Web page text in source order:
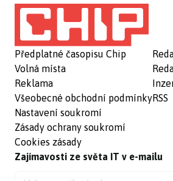
Předplatné časopisu Chip
Volná místa
Reklama
Všeobecné obchodní podmínky
Nastavení soukromí
Zásady ochrany soukromí
Cookies zásady
RSS
Zajímavosti ze světa IT v e-mailu